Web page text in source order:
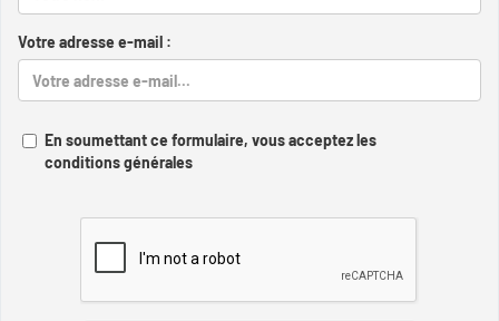
Votre adresse e-mail :
En soumettant ce formulaire, vous acceptez les
conditions générales